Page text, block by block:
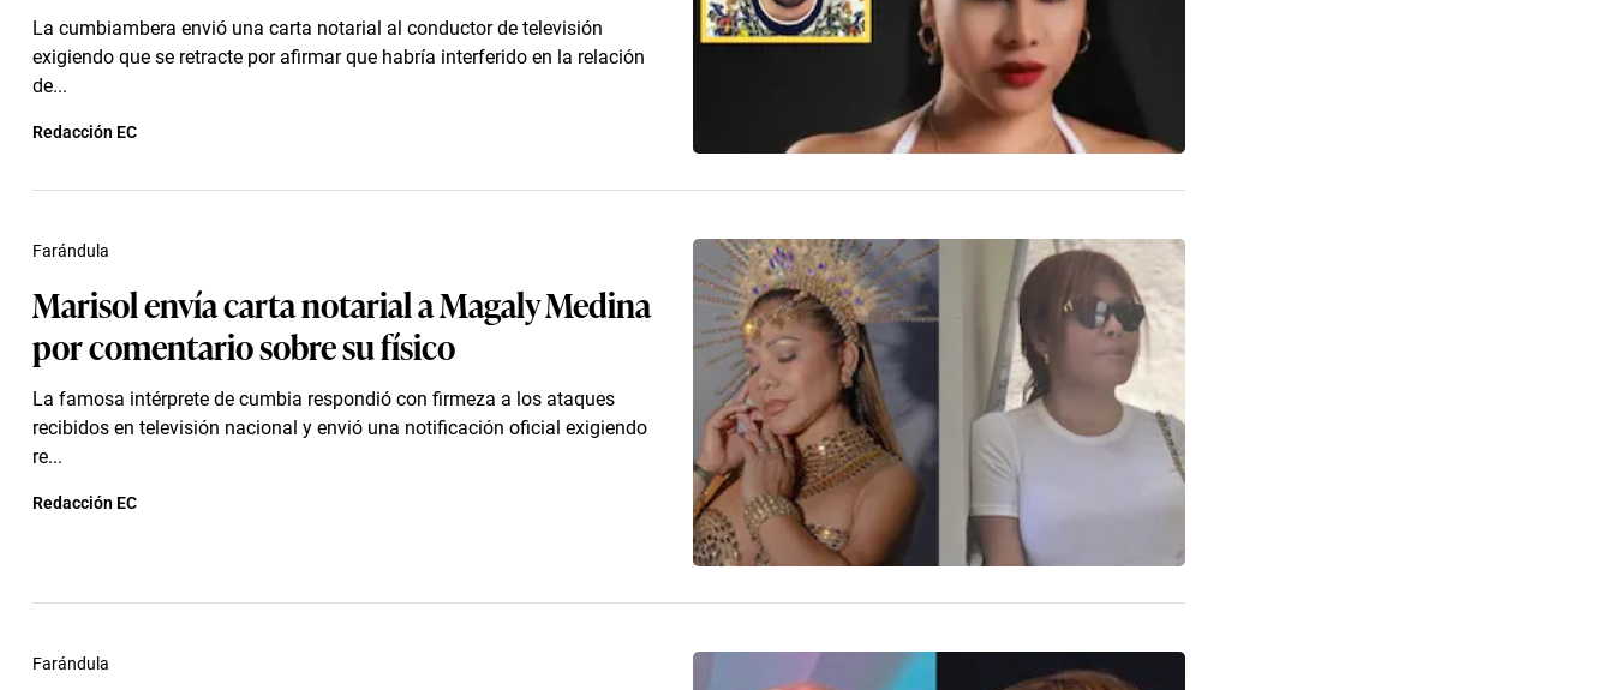
La cumbiambera envió una carta notarial al conductor de televisión
exigiendo que se retracte por afirmar que habría interferido en la relación
de...
Redacción EC
Marisol envía carta notarial a Magaly Medina
por comentario sobre su físico
La famosa intérprete de cumbia respondió con firmeza a los ataques
recibidos en televisión nacional y envió una notificación oficial exigiendo
re...
Farándula
Redacción EC
Farándula